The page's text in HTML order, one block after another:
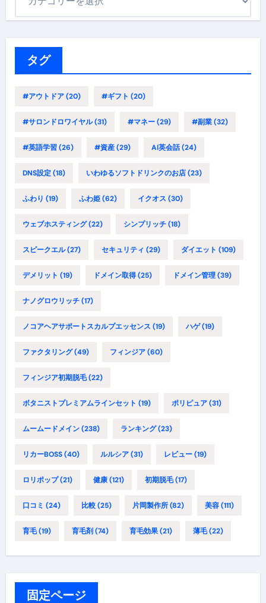
タグ
#アウトドア(20) #ギフト (20)
#サロンドロワイヤル(31) #マネー(29) #副業(32)
#英語学習(26) #資産(29) AI英会話(24)
DNS設定(18) いわゆるソフトドリンクのお店(23)
ふわり (19) ふわ姫(62) イクオス (30)
ウェブホスティング(22) シンプリッチ(18)
スピークエル(27) セキュリティ (29) ダイエット (109)
デメリット (19) ドメイン取得(25) ドメイン管理(39)
ナノグロウリッチ(17)
ノコアヘアサポートスカルプエッセンス (19) ハゲ(19)
ファクタリング(49) フィンジア(60)
フィンジア初期脱毛(22)
ボタニストプレミアムラインセット (19) ポリピュア(31)
ムームードメイン(238) ランキング(23)
リカーBOSS(40) ルルシア(31) レビュー(19)
ロリポップ(21) 健康(121) 初期脱毛(17)
口コミ (24) 比較(25) 片岡製作所(82) 美容(111)
育毛(19) 育毛剤(74) 育毛効果(21) 薄毛(22)
固定ページ